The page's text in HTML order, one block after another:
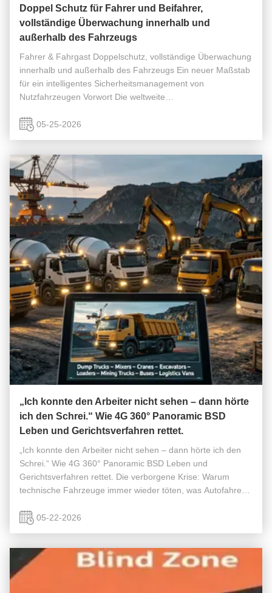
Doppel Schutz für Fahrer und Beifahrer,
vollständige Überwachung innerhalb und
außerhalb des Fahrzeugs
Fahrer & Fahrgast Doppelschutz, vollständige Überwachung
innerhalb und außerhalb des Fahrzeugs Ein neuer Maßstab
für ein intelligentes Sicherheitsmanagement von
Nutzfahrzeugen Vorwort Die weltweite
Transformation.sicherer Betrieb direkt ...
05-25-2026
„Ich konnte den Arbeiter nicht sehen – dann hörte
ich den Schrei.“ Wie 4G 360° Panoramic BSD
Leben und Gerichtsverfahren rettet.
„Ich konnte den Arbeiter nicht sehen – dann hörte ich den
Schrei.“ Wie 4G 360° Panoramic BSD Leben und
Gerichtsverfahren rettet. Die verborgene Krise: Warum
technische Fahrzeuge immer wieder töten, was Autofahrer
Mischer, Kräne und Bagger unz...
05-22-2026